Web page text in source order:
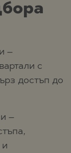
–
с
достъп до
–
и